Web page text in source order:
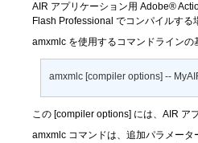
AIR アプリケーション用 Adobe®
Flash Professional でコンパイルする
amxmlc を使用するコマンドラインの
amxmlc [compiler options] --
この [compiler options] には、AIR ア
amxmlc コマンドは、追加パラメータ